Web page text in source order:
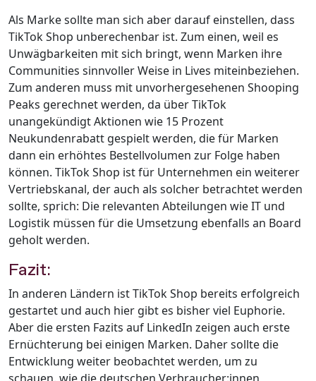
Als Marke sollte man sich aber darauf einstellen, dass
TikTok Shop unberechenbar ist. Zum einen, weil es
Unwägbarkeiten mit sich bringt, wenn Marken ihre
Communities sinnvoller Weise in Lives miteinbeziehen.
Zum anderen muss mit unvorhergesehenen Shooping
Peaks gerechnet werden, da über TikTok
unangekündigt Aktionen wie 15 Prozent
Neukundenrabatt gespielt werden, die für Marken
dann ein erhöhtes Bestellvolumen zur Folge haben
können. TikTok Shop ist für Unternehmen ein weiterer
Vertriebskanal, der auch als solcher betrachtet werden
sollte, sprich: Die relevanten Abteilungen wie IT und
Logistik müssen für die Umsetzung ebenfalls an Board
geholt werden.
Fazit:
In anderen Ländern ist TikTok Shop bereits erfolgreich
gestartet und auch hier gibt es bisher viel Euphorie.
Aber die ersten Fazits auf LinkedIn zeigen auch erste
Ernüchterung bei einigen Marken. Daher sollte die
Entwicklung weiter beobachtet werden, um zu
schauen, wie die deutschen Verbraucher:innen